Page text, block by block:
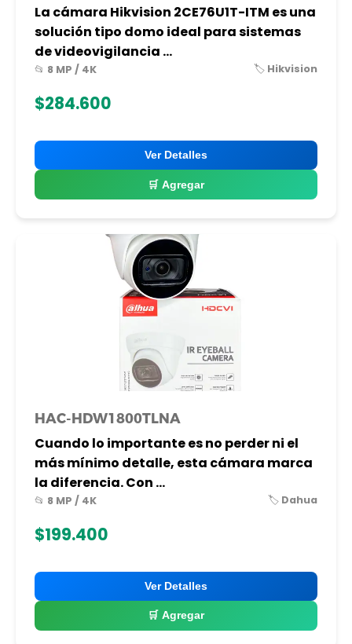
La cámara Hikvision 2CE76U1T-ITM es una
solución tipo domo ideal para sistemas
de videovigilancia ...
📂 8 MP / 4K 🏷️ Hikvision
$284.600
Ver Detalles
🛒 Agregar
HAC-HDW1800TLNA
Cuando lo importante es no perder ni el
más mínimo detalle, esta cámara marca
la diferencia. Con ...
📂 8 MP / 4K 🏷️ Dahua
$199.400
Ver Detalles
🛒 Agregar